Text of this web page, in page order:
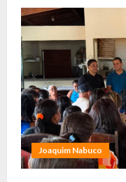
Joaquim Nabuco